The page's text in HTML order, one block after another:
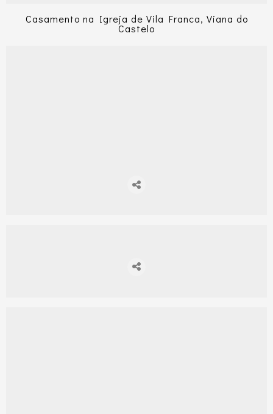
Casamento na Igreja de Vila Franca, Viana do
Castelo